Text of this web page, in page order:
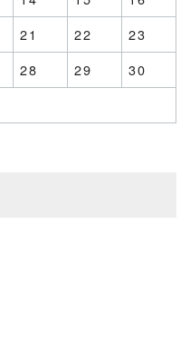
21 22
23
28 29
30